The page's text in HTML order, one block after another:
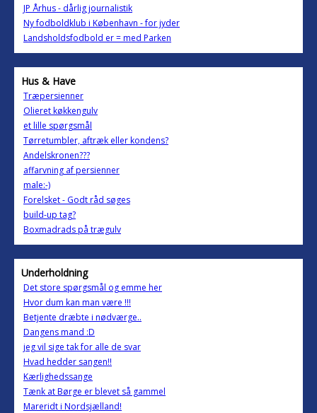
JP Århus - dårlig journalistik
Ny fodboldklub i København - for jyder
Landsholdsfodbold er = med Parken
Hus & Have
Træpersienner
Olieret køkkengulv
et lille spørgsmål
Tørretumbler, aftræk eller kondens?
Andelskronen???
affarvning af persienner
male:-)
Forelsket - Godt råd søges
build-up tag?
Boxmadrads på trægulv
Underholdning
Det store spørgsmål og emme her
Hvor dum kan man være !!!
Betjente dræbte i nødværge..
Dangens mand :D
jeg vil sige tak for alle de svar
Hvad hedder sangen!!
Kærlighedssange
Tænk at Børge er blevet så gammel
Mareridt i Nordsjælland!